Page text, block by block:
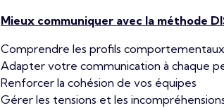
Mieux communiquer avec la méthode
Comprendre les profils
Adapter votre communication à chaque
Renforcer la cohésion de vos équipes
Gérer les tensions et les